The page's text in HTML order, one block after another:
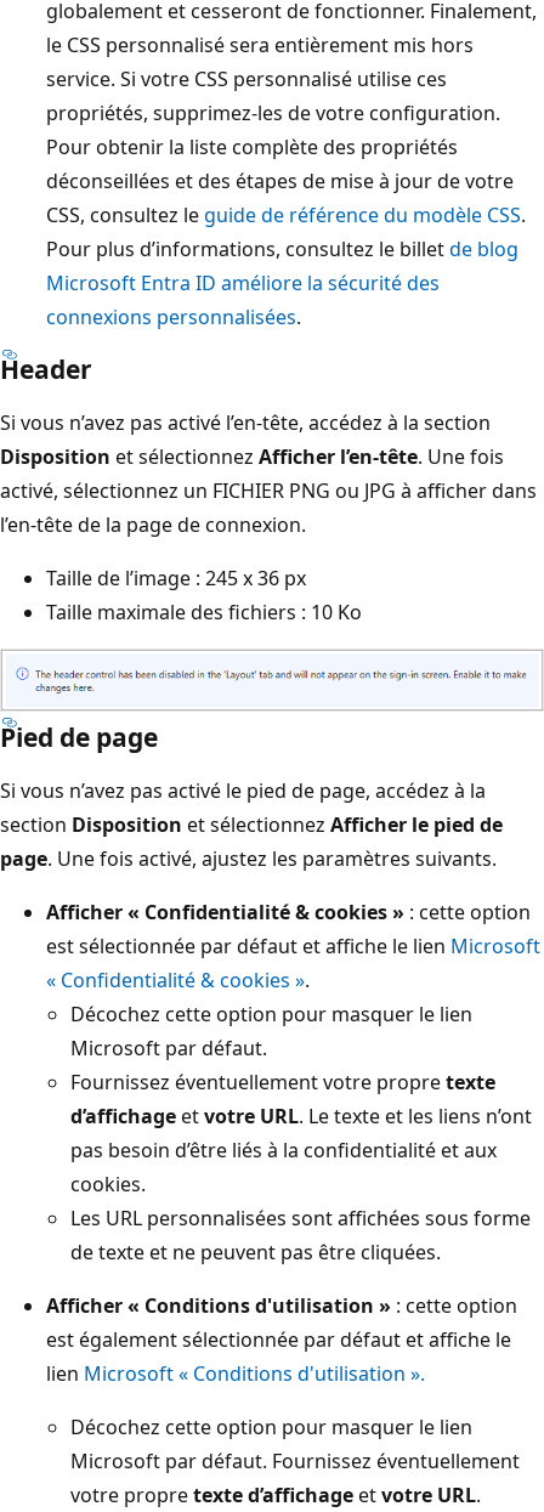
globalement et cesseront de fonctionner. Finalement,
le CSS personnalisé sera entièrement mis hors
service. Si votre CSS personnalisé utilise ces
propriétés, supprimez-les de votre configuration.
Pour obtenir la liste complète des propriétés
déconseillées et des étapes de mise à jour de votre
CSS, consultez leguide de référence du modèle CSS.
Pour plus d’informations, consultez le billetde blog
Microsoft Entra ID améliore la sécurité des
connexions personnalisées.
Header
Si vous n’avez pas activé l’en-tête, accédez à la section
Disposition et sélectionnez Afficher l’en-tête. Une fois
activé, sélectionnez un FICHIER PNG ou JPG à afficher dans
l’en-tête de la page de connexion.
Taille de l’image : 245 x 36 px
Taille maximale des fichiers : 10 Ko
Pied de page
Si vous n’avez pas activé le pied de page, accédez à la
section Disposition et sélectionnez Afficher le pied de
page. Une fois activé, ajustez les paramètres suivants.
Afficher « Confidentialité & cookies » : cette option
est sélectionnée par défaut et affiche le lien Microsoft
« Confidentialité & cookies ».
Décochez cette option pour masquer le lien
Microsoft par défaut.
Fournissez éventuellement votre propretexte
d’affichageetvotre URL. Le texte et les liens n’ont
pas besoin d’être liés à la confidentialité et aux
cookies.
Les URL personnalisées sont affichées sous forme
de texte et ne peuvent pas être cliquées.
Afficher « Conditions d'utilisation » : cette option
est également sélectionnée par défaut et affiche le
lien Microsoft « Conditions d'utilisation ».
Décochez cette option pour masquer le lien
Microsoft par défaut. Fournissez éventuellement
votre propretexte d’affichageetvotre URL.